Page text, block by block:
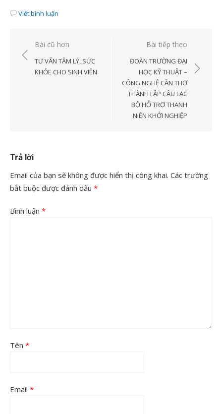
Viết bình luận
Điều
hướng
Bài cũ hơn
TƯ VẤN TÂM LÝ, SỨC
KHỎE CHO SINH VIÊN
Bài tiếp theo
ĐOÀN TRƯỜNG ĐẠI
HỌC KỸ THUẬT –
CÔNG NGHỆ CẦN THƠ
THÀNH LẬP CÂU LẠC
BỘ HỖ TRỢ THANH
NIÊN KHỞI NGHIỆP
Trả lời
Email của bạn sẽ không được hiển thị công khai. Các trường
bắt buộc được đánh dấu *
Bình luận *
Tên *
Email *